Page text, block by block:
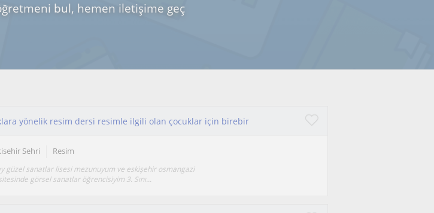
bul, hemen iletişime geç
yönelik resim dersi resimle ilgili olan çocuklar için birebir
Sehri Resim
güzel sanatlar lisesi mezunuyum ve eskişehir osmangazi
görsel sanatlar öğrencisiyim 3. Sını...